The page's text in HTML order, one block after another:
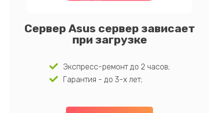
Сервер Asus сервер зависает
при загрузке
Экспресс-ремонт до 2 часов;
Гарантия - до 3-х лет;